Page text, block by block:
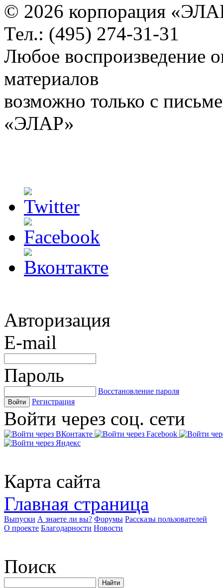
© 2026 корпорация
Тел.: (495) 274-31-31
Любое воспроизведение
материалов
возможно только с
«ЭЛАР»
Авторизация
E-mail
Пароль
Восстановление пароля
Войти Регистрация
Войти через соц. сети
Карта сайта
Главная страница
Выпуски А знаете ли вы? Форумы Рассказы пользователей
О проекте Благодарности Новости
Поиск
Найти